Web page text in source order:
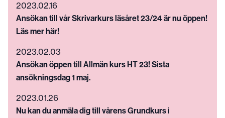
2023.02.16
Ansökan till vår Skrivarkurs läsåret 23/24 är nu öppen!
Läs mer här!
2023.02.03
Ansökan öppen till Allmän kurs HT 23! Sista
ansökningsdag 1 maj.
2023.01.26
Nu kan du anmäla dig till vårens Grundkurs i